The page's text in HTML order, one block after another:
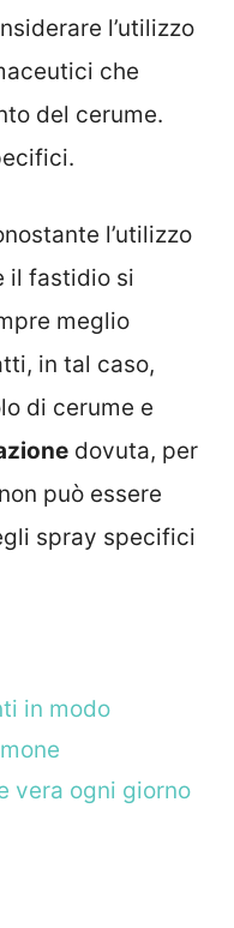
l’utilizzo
che
del cerume.
l’utilizzo
il fastidio si
meglio
in tal caso,
di cerume e
dovuta, per
può essere
spray specifici
in modo
vera ogni giorno